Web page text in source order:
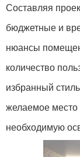
Составляя
бюджетные и
нюансы
количество
избранный
желаемое место
необходимую